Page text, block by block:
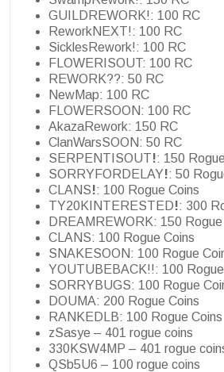
GUILDREWORK!: 100 RC
ReworkNEXT!: 100 RC
SicklesRework!: 100 RC
FLOWERISOUT: 100 RC
REWORK??: 50 RC
NewMap: 100 RC
FLOWERSOON: 100 RC
AkazaRework: 150 RC
ClanWarsSOON: 50 RC
SERPENTISOUT!: 150
SORRYFORDELAY!: 50
CLANS!: 100 Rogue Coins
TY20KINTERESTED!: 300
DREAMREWORK: 150 Rogue
CLANS: 100 Rogue Coins
SNAKESOON: 100 Rogue
YOUTUBEBACK!!: 100
SORRYBUGS: 100 Rogue
DOUMA: 200 Rogue Coins
RANKEDLB: 100 Rogue Coins
zSasye – 401 rogue coins
330KSW4MP – 401 rogue
QSb5U6 – 100 rogue coins